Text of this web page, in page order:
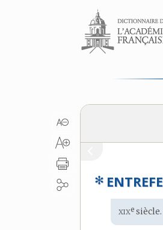
Aller au contenu
✻
Étymologie
:
xixe siècle.